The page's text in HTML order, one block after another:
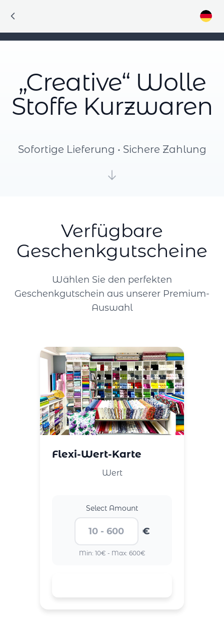
„Creative“ Wolle
Stoffe Kurzwaren
Sofortige Lieferung • Sichere Zahlung
Verfügbare
Geschenkgutscheine
Wählen Sie den perfekten
Geschenkgutschein aus unserer Premium-
Auswahl
Flexi-Wert-Karte
Wert
Select Amount
€
Min: 10€ - Max: 600€